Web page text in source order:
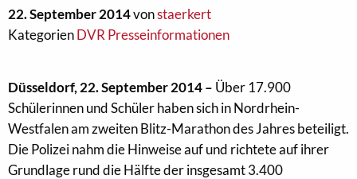
22. September 2014vonstaerkert
KategorienDVR Presseinformationen
Düsseldorf, 22. September 2014 – Über 17.900
Schülerinnen und Schüler haben sich in Nordrhein-
Westfalen am zweiten Blitz-Marathon des Jahres beteiligt.
Die Polizei nahm die Hinweise auf und richtete auf ihrer
Grundlage rund die Hälfte der insgesamt 3.400